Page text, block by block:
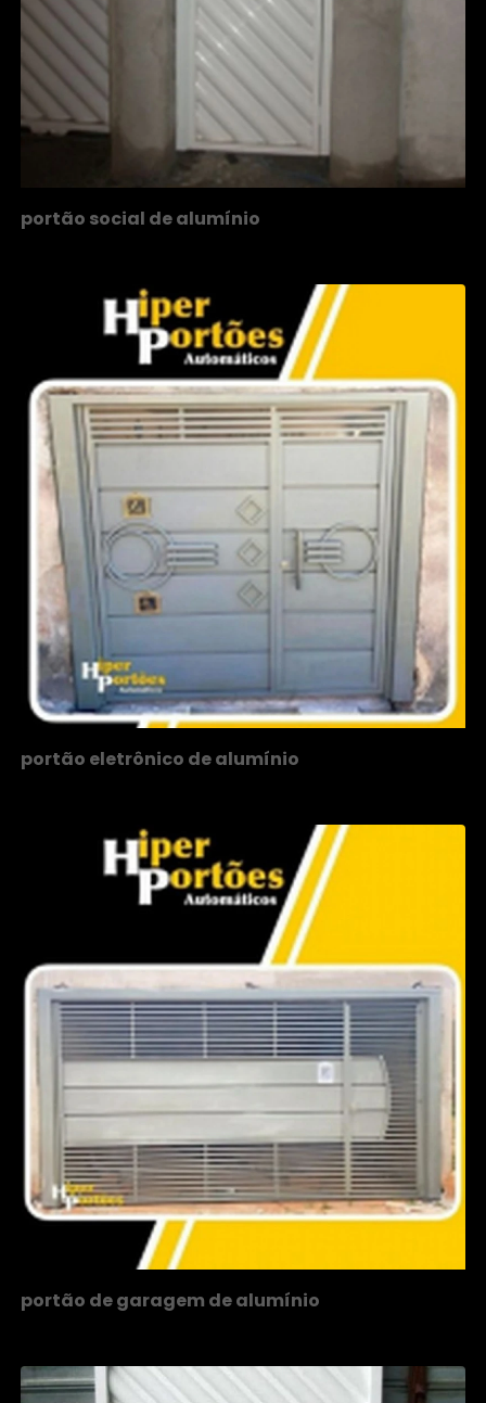
portão social de alumínio
portão eletrônico de alumínio
portão de garagem de alumínio